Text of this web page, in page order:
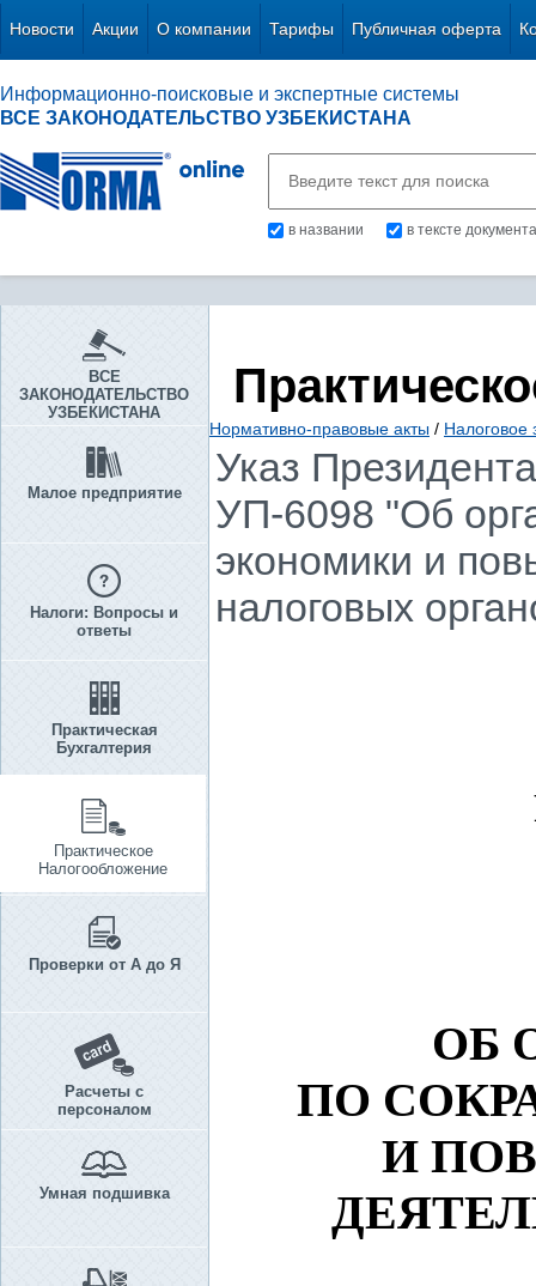
Новости Акции О компании Тарифы Публичная оферта
Информационно-поисковые и экспертные системы
ВСЕ ЗАКОНОДАТЕЛЬСТВО УЗБЕКИСТАНА
в названии в тексте документа
ВСЕ
ЗАКОНОДАТЕЛЬСТВО
УЗБЕКИСТАНА
Малое предприятие
Налоги: Вопросы и
ответы
Практическая
Бухгалтерия
Практическое
Налогообложение
Проверки от А до Я
Расчеты с
персоналом
Умная подшивка
Нормативно-правовые акты / Налоговое
Указ
УП-6098 "Об
экономики и
налоговых
ОБ
ПО
И